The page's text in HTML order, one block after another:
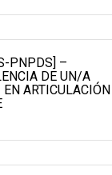
PNPDS] –
DE UN/A
ARTICULACIÓN